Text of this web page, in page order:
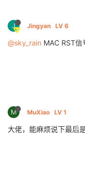
J Jingyan LV 6
@sky_rain MAC RST
M MuXiao LV 1
大佬，能麻烦说下最后